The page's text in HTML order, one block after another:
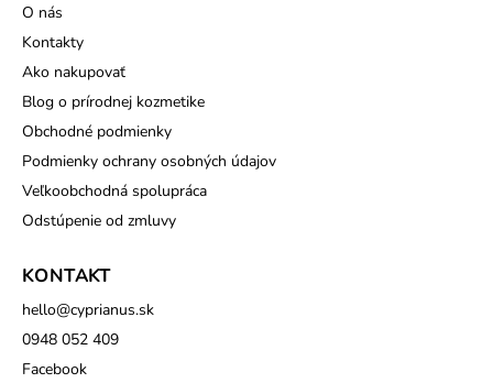
O nás
Kontakty
Ako nakupovať
Blog o prírodnej kozmetike
Obchodné podmienky
Podmienky ochrany osobných údajov
Veľkoobchodná spolupráca
Odstúpenie od zmluvy
KONTAKT
hello@cyprianus.sk
0948 052 409
Facebook